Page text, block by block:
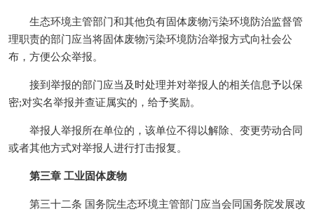
生态环境主管部门和其他负有固体废物污染环境防治监督管
理职责的部门应当将固体废物污染环境防治举报方式向社会公
布，方便公众举报。
接到举报的部门应当及时处理并对举报人的相关信息予以保
密;对实名举报并查证属实的，给予奖励。
举报人举报所在单位的，该单位不得以解除、变更劳动合同
或者其他方式对举报人进行打击报复。
第三章 工业固体废物
第三十二条 国务院生态环境主管部门应当会同国务院发展改